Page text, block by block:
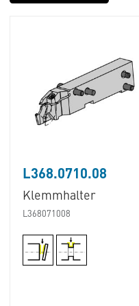
L368.0710.08
Klemmhalter
L368071008